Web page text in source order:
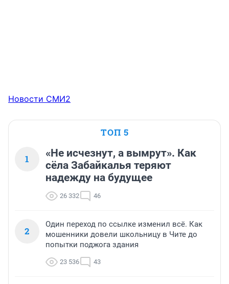
Новости СМИ2
ТОП 5
1
«Не исчезнут, а вымрут». Как
сёла Забайкалья теряют
надежду на будущее
26 332 46
2
Один переход по ссылке изменил всё. Как
мошенники довели школьницу в Чите до
попытки поджога здания
23 536 43